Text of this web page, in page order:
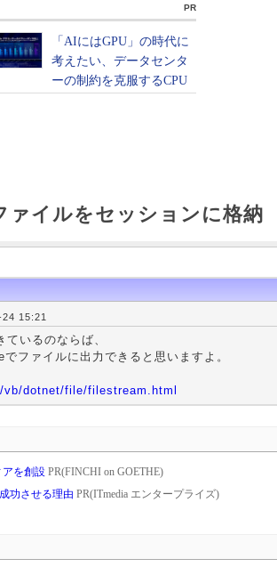
PR
ァイルをセッションに格納
15:21
いるのならば、
ファイルに出力できると思いますよ。
vb/dotnet/file/filestream.html
アを創設 PR(FINCHI on GOETHE)
功させる理由 PR(ITmedia エンタープライズ)